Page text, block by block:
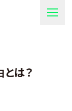
は？